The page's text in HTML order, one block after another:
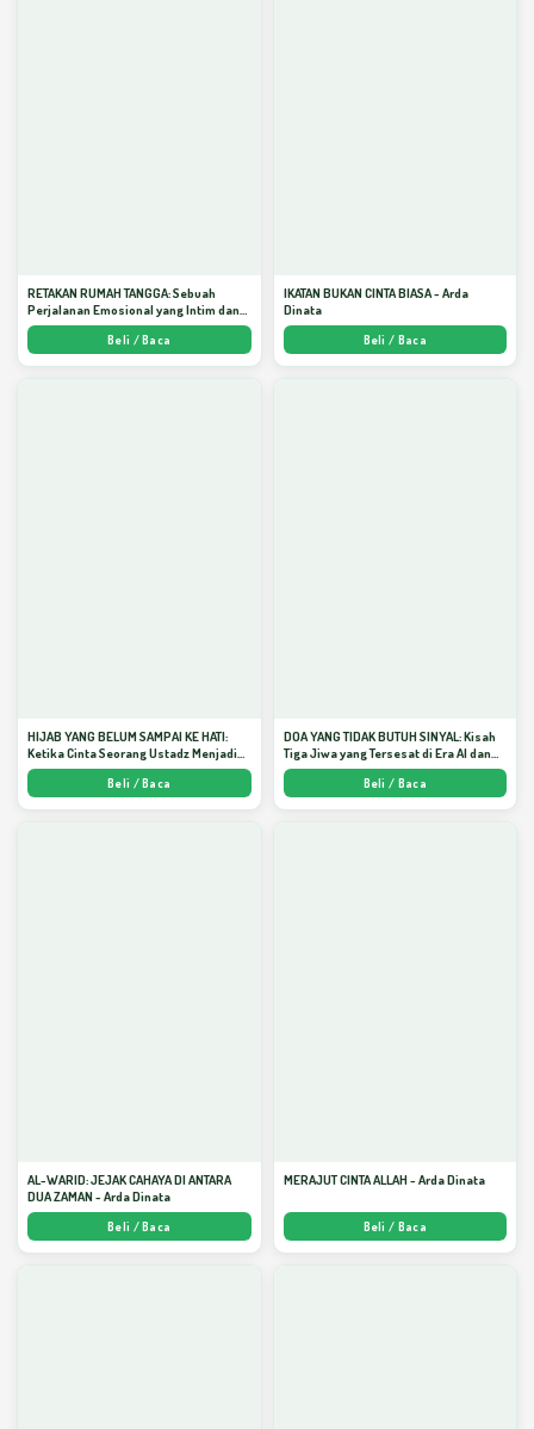
RETAKAN RUMAH TANGGA: Sebuah
Perjalanan Emosional yang Intim dan
Mendalam - Arda Dinata
Beli / Baca
IKATAN BUKAN CINTA BIASA - Arda
Dinata
Beli / Baca
HIJAB YANG BELUM SAMPAI KE HATI:
Ketika Cinta Seorang Ustadz Menjadi
Cermin yang Paling Kejam - Arda
Beli / Baca
DOA YANG TIDAK BUTUH SINYAL: Kisah
Tiga Jiwa yang Tersesat di Era AI dan
Menemukan Jalan Pulang di Bulan
Ramadhan" - Arda Dinata
Beli / Baca
AL-WARID: JEJAK CAHAYA DI ANTARA
DUA ZAMAN - Arda Dinata
Beli / Baca
MERAJUT CINTA ALLAH - Arda Dinata
Beli / Baca